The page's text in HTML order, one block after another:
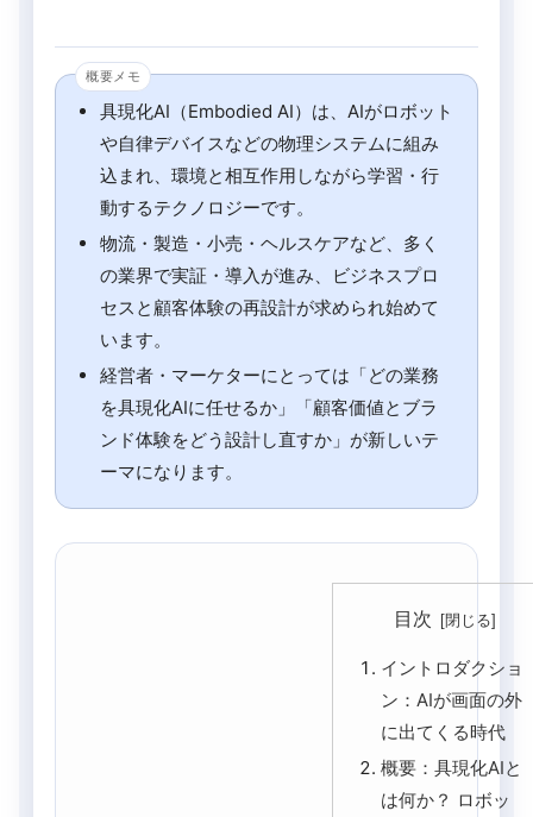
具現化AI（Embodied AI）は、AIがロボット
や自律デバイスなどの物理システムに組み
込まれ、環境と相互作用しながら学習・行
動するテクノロジーです。
物流・製造・小売・ヘルスケアなど、多く
の業界で実証・導入が進み、ビジネスプロ
セスと顧客体験の再設計が求められ始めて
います。
経営者・マーケターにとっては「どの業務
を具現化AIに任せるか」「顧客価値とブラ
ンド体験をどう設計し直すか」が新しいテ
ーマになります。
目次
イントロダクショ
ン：AIが画面の外
に出てくる時代
概要：具現化AIと
は何か？ ロボッ